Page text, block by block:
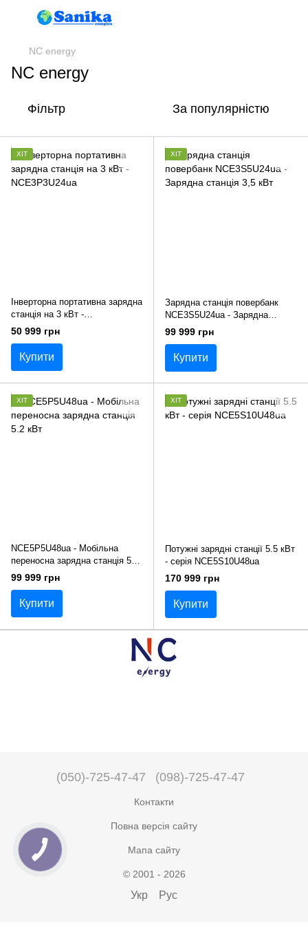
NC energy
NC energy
Фільтр За популярністю
ХІТ
Інверторна портативна зарядна
станція на 3 кВт -
NCE3P3U24ua
50 999 грн
Купити
ХІТ
Зарядна станція повербанк
NCE3S5U24ua - Зарядна
станція 3,5 кВт
99 999 грн
Купити
ХІТ
NCE5P5U48ua - Мобільна
переносна зарядна станція 5.2
кВт
99 999 грн
Купити
ХІТ
Потужні зарядні станції 5.5 кВт
- серія NCE5S10U48ua
170 999 грн
Купити
(050)-725-47-47 (098)-725-47-47
Контакти
Повна версія сайту
Мапа сайту
© 2001 - 2026
Укр Рус